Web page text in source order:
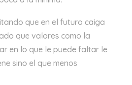
que en el futuro caiga
que valores como la
en lo que le puede faltar le
sino el que menos